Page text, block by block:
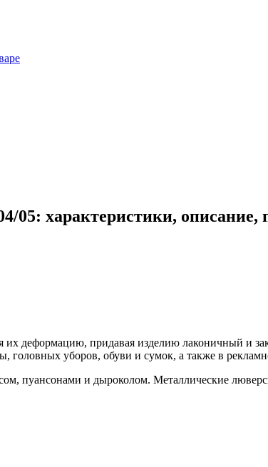
05: характеристики, описание,
их деформацию, придавая изделию лаконичный и
головных уборов, обуви и сумок, а также в
пуансонами и дыроколом. Металлические